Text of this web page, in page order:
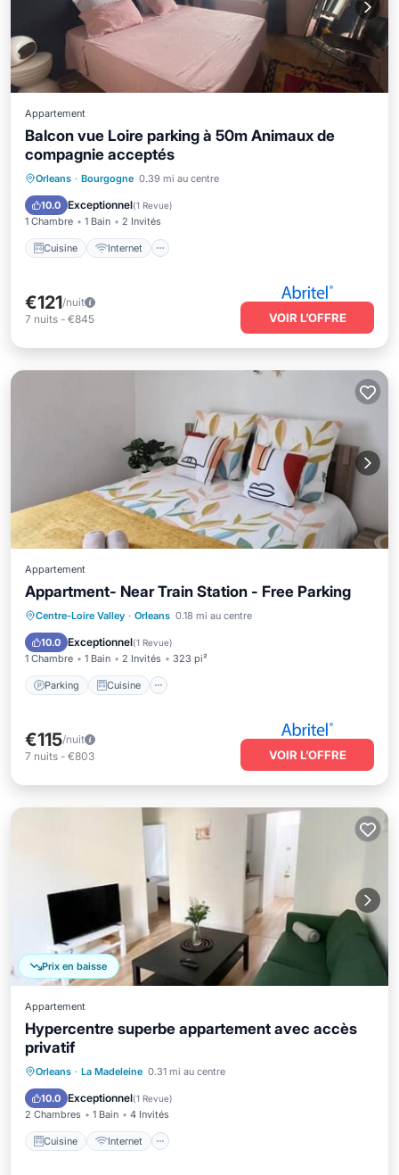
Appartement
Balcon vue Loire parking à 50m Animaux de
compagnie acceptés
Orleans · Bourgogne 0.39 mi au centre
10.0 Exceptionnel(1 Revue)
1 Chambre 1 Bain 2 Invités
Cuisine Internet
Cuisine Internet
Adapté aux enfants
€121/nuit
7 nuits - €845 VOIR L’OFFRE
Appartement
Appartment- Near Train Station - Free Parking
Centre-Loire Valley · Orleans 0.18 mi au centre
10.0 Exceptionnel(1 Revue)
1 Chambre 1 Bain 2 Invités 323 pi²
Parking Cuisine
Parking Cuisine
Internet
Adapté aux enfants
€115/nuit
7 nuits - €803 VOIR L’OFFRE
Prix en baisse
Appartement
Hypercentre superbe appartement avec accès
privatif
Orleans · La Madeleine 0.31 mi au centre
10.0 Exceptionnel(1 Revue)
2 Chambres 1 Bain 4 Invités
Cuisine Internet
Cuisine Internet
Adapté aux enfants
Blanchisserie